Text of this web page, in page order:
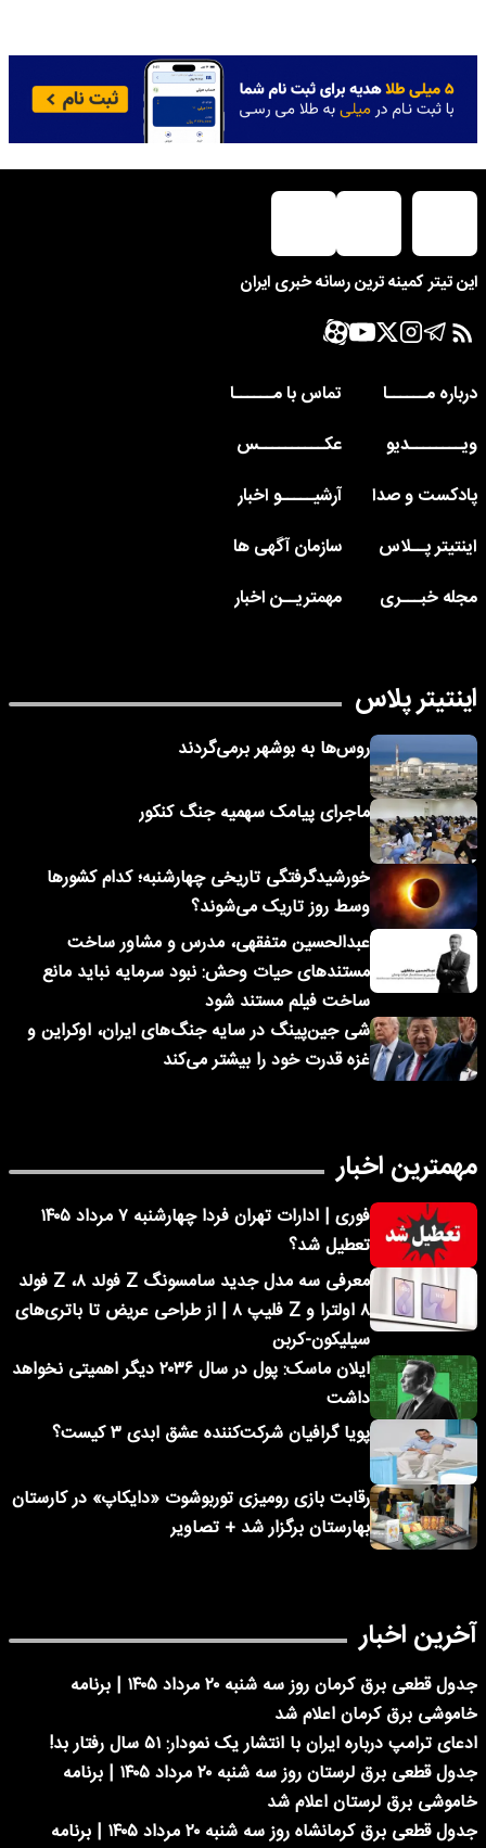
این تیتر کمینه ترین رسانه خبری ایران
درباره مــــــا
تماس با مــــــا
ویــــــــدیو
عکــــــــــس
پادکست و صدا
آرشیـــــو اخبار
اینتیتر پــلاس
سازمان آگهی ها
مجله خبـــری
مهمتریــن اخبار
اینتیتر پلاس
روس‌ها به بوشهر برمی‌گردند
ماجرای پیامک‌ سهمیه جنگ کنکور
خورشیدگرفتگی تاریخی چهارشنبه؛ کدام کشورها
وسط روز تاریک می‌شوند؟
عبدالحسین متفقهی، مدرس و مشاور ساخت
مستندهای حیات وحش: نبود سرمایه نباید مانع
ساخت فیلم مستند شود
شی جین‌پینگ در سایه جنگ‌های ایران، اوکراین و
غزه قدرت خود را بیشتر می‌کند
مهمترین اخبار
فوری | ادارات تهران فردا چهارشنبه ۷ مرداد ۱۴۰۵
تعطیل شد؟
معرفی سه مدل جدید سامسونگ Z فولد ۸، Z فولد
۸ اولترا و Z فلیپ ۸ | از طراحی عریض تا باتری‌های
سیلیکون-کربن
ایلان ماسک: پول در سال ۲۰۳۶ دیگر اهمیتی نخواهد
داشت
پویا گرافیان شرکت‌کننده عشق ابدی ۳ کیست؟
رقابت بازی رومیزی توربوشوت «دایکاپ» در کارستان
بهارستان برگزار شد + تصاویر
آخرین اخبار
جدول قطعی برق کرمان روز سه شنبه ۲۰ مرداد ۱۴۰۵ | برنامه
خاموشی برق کرمان اعلام شد
ادعای ترامپ درباره ایران با انتشار یک نمودار: ۵۱ سال رفتار بد!
جدول قطعی برق لرستان روز سه شنبه ۲۰ مرداد ۱۴۰۵ | برنامه
خاموشی برق لرستان اعلام شد
جدول قطعی برق کرمانشاه روز سه شنبه ۲۰ مرداد ۱۴۰۵ | برنامه